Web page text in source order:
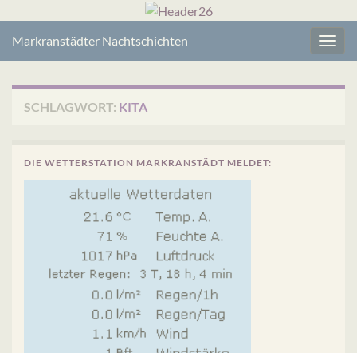
Markranstädter Nachtschichten
SCHLAGWORT: KITA
DIE WETTERSTATION MARKRANSTÄDT MELDET: